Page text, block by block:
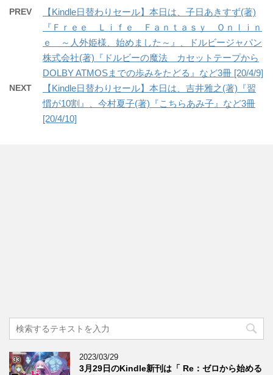
PREV
【Kindle日替わりセール】本日は、子日あきすず(著)
『Ｆｒｅｅ Ｌｉｆｅ Ｆａｎｔａｓｙ Ｏｎｌｉｎ
ｅ ～人外姫様、始めました～』、ドルビージャパン
株式会社(著)『ドルビーの魔法 カセットテープから
DOLBY ATMOSまでの歩みをたどる』など3冊 [20/4/9]
NEXT
【Kindle日替わりセール】本日は、吉井雅之(著)『習
慣が10割』、今村夏子(著)『こちらあみ子』など3冊
[20/4/10]
2023/03/29
3月29日のKindle新刊は「 Re：ゼロから始める